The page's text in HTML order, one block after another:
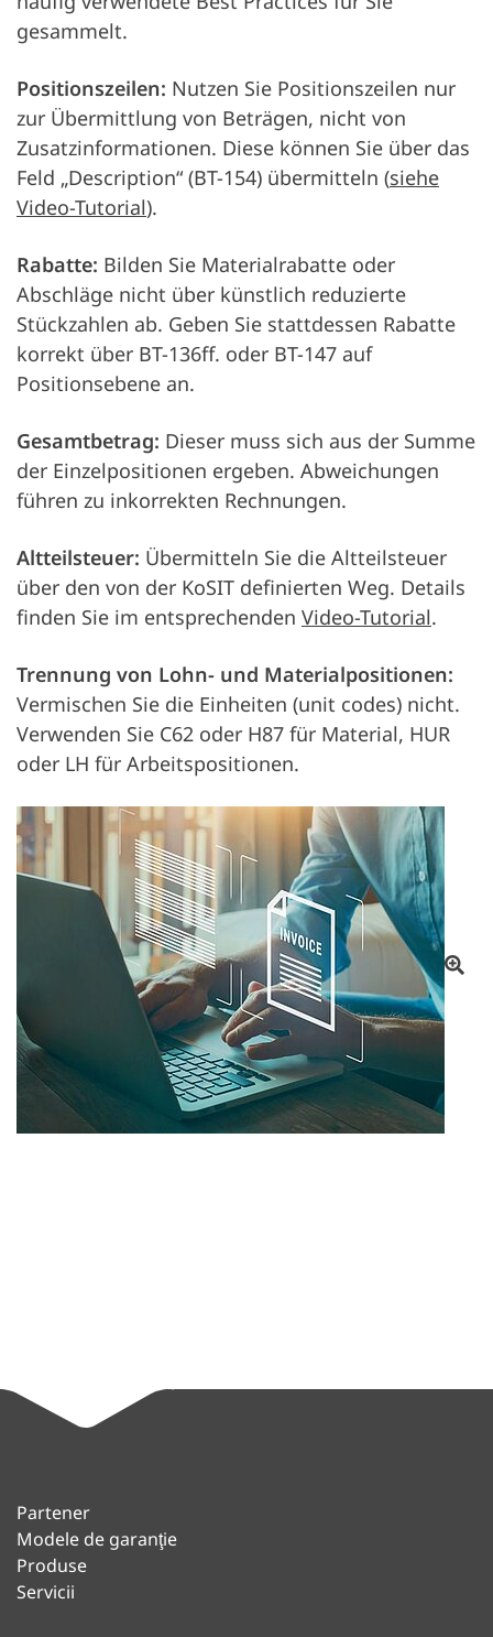
gesammelt.
Positionszeilen: Nutzen Sie Positionszeilen nur
zur Übermittlung von Beträgen, nicht von
Zusatzinformationen. Diese können Sie über das
Feld „Description“ (BT-154) übermitteln (siehe
Video-Tutorial).
Rabatte: Bilden Sie Materialrabatte oder
Abschläge nicht über künstlich reduzierte
Stückzahlen ab. Geben Sie stattdessen Rabatte
korrekt über BT-136ff. oder BT-147 auf
Positionsebene an.
Gesamtbetrag: Dieser muss sich aus der Summe
der Einzelpositionen ergeben. Abweichungen
führen zu inkorrekten Rechnungen.
Altteilsteuer: Übermitteln Sie die Altteilsteuer
über den von der KoSIT definierten Weg. Details
finden Sie im entsprechenden Video-Tutorial.
Trennung von Lohn- und Materialpositionen:
Vermischen Sie die Einheiten (unit codes) nicht.
Verwenden Sie C62 oder H87 für Material, HUR
oder LH für Arbeitspositionen.
Partener
Modele de garanţie
Produse
Servicii